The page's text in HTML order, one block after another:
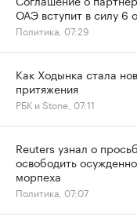
ОАЭ вступит в силу 6
Политика, 07:29
Как Ходынка стала
притяжения
РБК и Stone, 07:11
Reuters узнал о
освободить
морпеха
Политика, 07:07